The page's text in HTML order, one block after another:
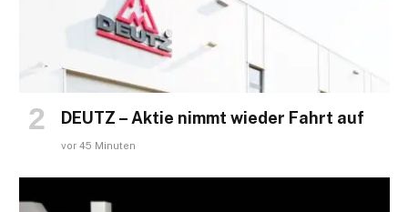
DEUTZ – Aktie nimmt wieder Fahrt auf
vor 45 Minuten